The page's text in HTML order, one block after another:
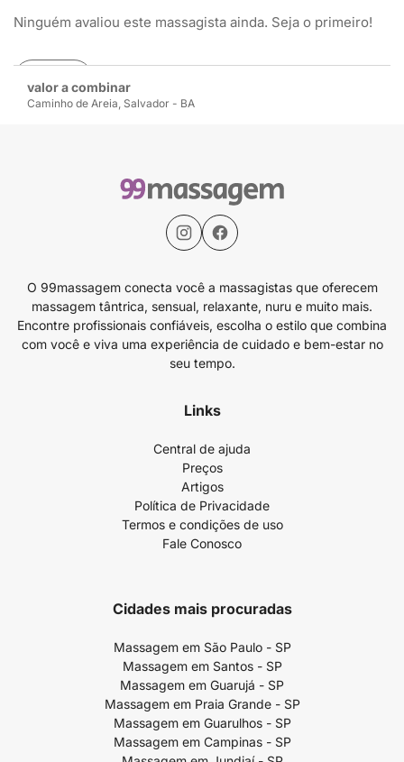
valor a combinar
Caminho de Areia, Salvador - BA
Ninguém avaliou este massagista ainda. Seja o primeiro!
Avaliar
O 99massagem conecta você a massagistas que oferecem
massagem tântrica, sensual, relaxante, nuru e muito mais.
Encontre profissionais confiáveis, escolha o estilo que combina
com você e viva uma experiência de cuidado e bem-estar no
seu tempo.
Links
Central de ajuda
Preços
Artigos
Política de Privacidade
Termos e condições de uso
Fale Conosco
Cidades mais procuradas
Massagem em São Paulo - SP
Massagem em Santos - SP
Massagem em Guarujá - SP
Massagem em Praia Grande - SP
Massagem em Guarulhos - SP
Massagem em Campinas - SP